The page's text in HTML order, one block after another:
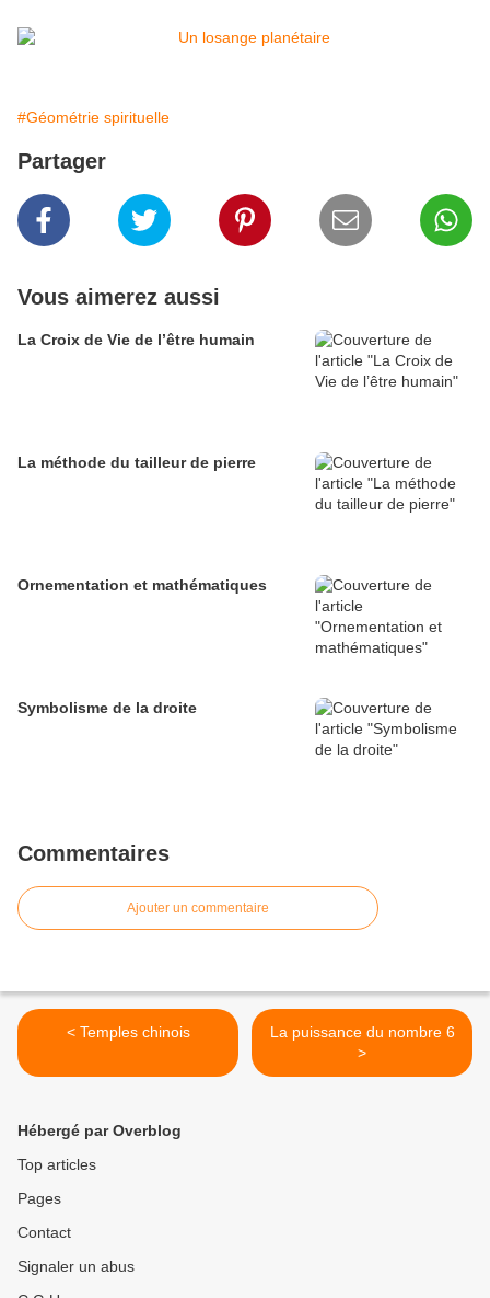
#Géométrie spirituelle
Partager
Vous aimerez aussi
La Croix de Vie de l’être humain
La méthode du tailleur de pierre
Ornementation et mathématiques
Symbolisme de la droite
Commentaires
Ajouter un commentaire
< Temples chinois
La puissance du nombre 6
>
Hébergé par Overblog
Top articles
Pages
Contact
Signaler un abus